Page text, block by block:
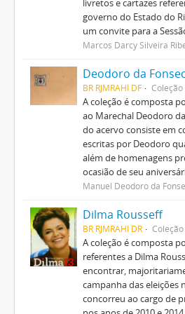
livretos e cartazes
governo do Estado do
um convite para a
Marcos Darcy Silveira
Deodoro da
BR RJMRAHI DF Coleção
A coleção é composta
ao Marechal Deodoro
do acervo consiste em
escritas por Deodoro
além de homenagens
ocasião de seu
Manuel Deodoro da
Dilma Rousseff
BR RJMRAHI DR Coleção
A coleção é composta
referentes a Dilma
encontrar,
campanha das eleições
concorreu ao cargo de